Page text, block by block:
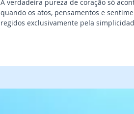
A verdadeira pureza de coração só
quando os atos, pensamentos e
regidos exclusivamente pela